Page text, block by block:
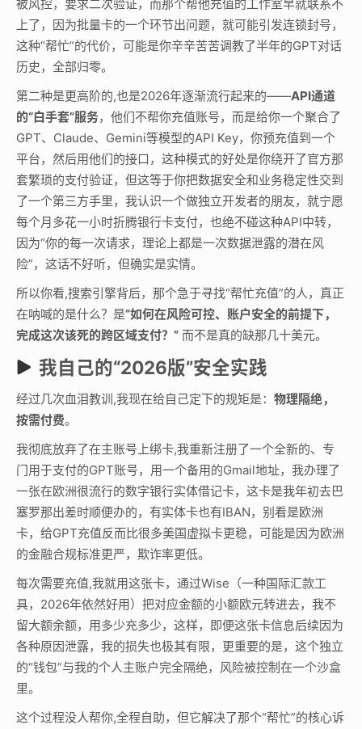
被风控，要求二次验证，而那个帮他充值的工作室早就联系不
上了，因为批量卡的一个环节出问题，就可能引发连锁封号，
这种“帮忙”的代价，可能是你辛辛苦苦调教了半年的GPT对话
历史，全部归零。
第二种是更高阶的,也是2026年逐渐流行起来的——API通道
的“白手套”服务，他们不帮你充值账号，而是给你一个聚合了
GPT、Claude、Gemini等模型的API Key，你预充值到一个
平台，然后用他们的接口，这种模式的好处是你绕开了官方那
套繁琐的支付验证，但这等于你把数据安全和业务稳定性交到
了一个第三方手里，我认识一个做独立开发者的朋友，就宁愿
每个月多花一小时折腾银行卡支付，也绝不碰这种API中转，
因为“你的每一次请求，理论上都是一次数据泄露的潜在风
险”，这话不好听，但确实是实情。
所以你看,搜索引擎背后，那个急于寻找“帮忙充值”的人，真正
在呐喊的是什么？是“如何在风险可控、账户安全的前提下，
完成这次该死的跨区域支付？” 而不是真的缺那几十美元。
我自己的“2026版”安全实践
经过几次血泪教训,我现在给自己定下的规矩是： 物理隔绝，
按需付费。
我彻底放弃了在主账号上绑卡,我重新注册了一个全新的、专
门用于支付的GPT账号，用一个备用的Gmail地址，我办理了
一张在欧洲很流行的数字银行实体借记卡，这卡是我年初去巴
塞罗那出差时顺便办的，有实体卡也有IBAN，别看是欧洲
卡，给GPT充值反而比很多美国虚拟卡更稳，可能是因为欧洲
的金融合规标准更严，欺诈率更低。
每次需要充值,我就用这张卡，通过Wise（一种国际汇款工
具，2026年依然好用）把对应金额的小额欧元转进去，我不
留大额余额，用多少充多少，这样，即便这张卡信息后续因为
各种原因泄露，我的损失也极其有限，更重要的是，这个独立
的“钱包”与我的个人主账户完全隔绝，风险被控制在一个沙盒
里。
这个过程没人帮你,全程自助，但它解决了那个“帮忙”的核心诉